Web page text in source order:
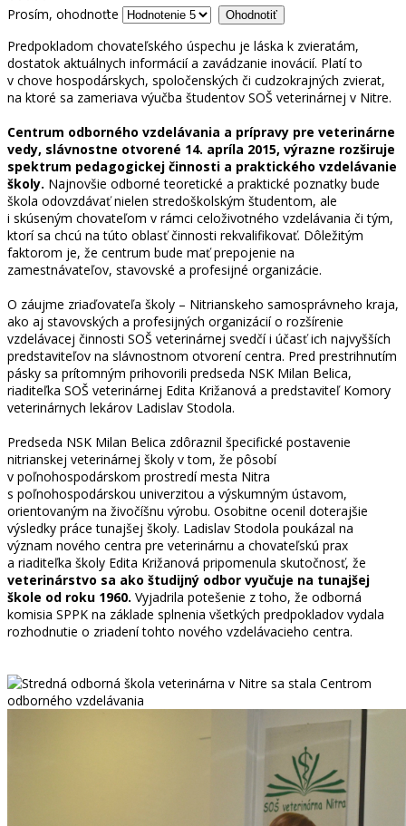
Prosím, ohodnoťte
Predpokladom chovateľského úspechu je láska k zvieratám,
dostatok aktuálnych informácií a zavádzanie inovácií. Platí to
v chove hospodárskych, spoločenských či cudzokrajných zvierat,
na ktoré sa zameriava výučba študentov SOŠ veterinárnej v Nitre.
Centrum odborného vzdelávania a prípravy pre veterinárne
vedy, slávnostne otvorené 14. apríla 2015, výrazne rozširuje
spektrum pedagogickej činnosti a praktického vzdelávanie
školy. Najnovšie odborné teoretické a praktické poznatky bude
škola odovzdávať nielen stredoškolským študentom, ale
i skúseným chovateľom v rámci celoživotného vzdelávania či tým,
ktorí sa chcú na túto oblasť činnosti rekvalifikovať. Dôležitým
faktorom je, že centrum bude mať prepojenie na
zamestnávateľov, stavovské a profesijné organizácie.
O záujme zriaďovateľa školy – Nitrianskeho samosprávneho kraja,
ako aj stavovských a profesijných organizácií o rozšírenie
vzdelávacej činnosti SOŠ veterinárnej svedčí i účasť ich najvyšších
predstaviteľov na slávnostnom otvorení centra. Pred prestrihnutím
pásky sa prítomným prihovorili predseda NSK Milan Belica,
riaditeľka SOŠ veterinárnej Edita Križanová a predstaviteľ Komory
veterinárnych lekárov Ladislav Stodola.
Predseda NSK Milan Belica zdôraznil špecifické postavenie
nitrianskej veterinárnej školy v tom, že pôsobí
v poľnohospodárskom prostredí mesta Nitra
s poľnohospodárskou univerzitou a výskumným ústavom,
orientovaným na živočíšnu výrobu. Osobitne ocenil doterajšie
výsledky práce tunajšej školy. Ladislav Stodola poukázal na
význam nového centra pre veterinárnu a chovateľskú prax
a riaditeľka školy Edita Križanová pripomenula skutočnosť, že
veterinárstvo sa ako študijný odbor vyučuje na tunajšej
škole od roku 1960. Vyjadrila potešenie z toho, že odborná
komisia SPPK na základe splnenia všetkých predpokladov vydala
rozhodnutie o zriadení tohto nového vzdelávacieho centra.